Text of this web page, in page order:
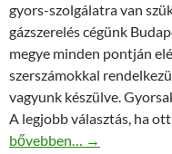
gyors-szolgálatra van
gázszerelés cégünk
megye minden pontján
szerszámokkal
vagyunk készülve.
A legjobb választás, ha
Budapesti fűtés-
bővebben… →